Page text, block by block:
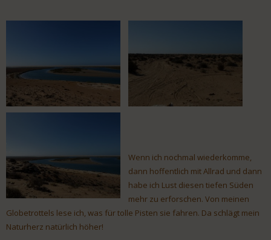
Wenn ich nochmal wiederkomme,
dann hoffentlich mit Allrad und dann
habe ich Lust diesen tiefen Süden
mehr zu erforschen. Von meinen
Globetrottels lese ich, was für tolle Pisten sie fahren. Da schlägt mein
Naturherz natürlich höher!